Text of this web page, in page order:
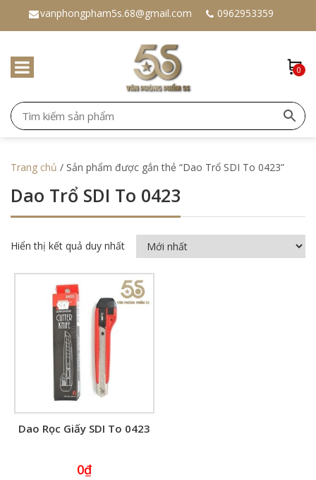
vanphongpham5s.68@gmail.com 0962953359
0
Trang chủ / Sản phẩm được gắn thẻ “Dao Trổ SDI To 0423”
Dao Trổ SDI To 0423
Hiển thị kết quả duy nhất
Dao Rọc Giấy SDI To 0423
0₫